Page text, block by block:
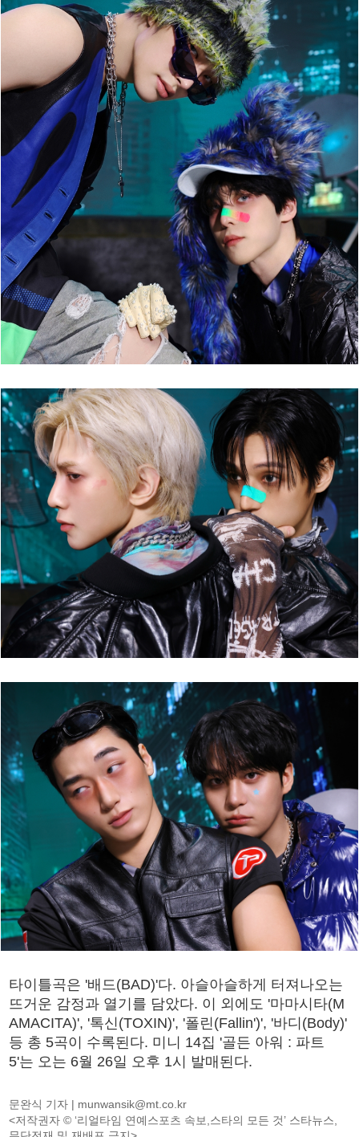
타이틀곡은 '배드(BAD)'다. 아슬아슬하게 터져나오는
뜨거운 감정과 열기를 담았다. 이 외에도 '마마시타(M
AMACITA)', '톡신(TOXIN)', '폴린(Fallin')', '바디(Body)'
등 총 5곡이 수록된다. 미니 14집 '골든 아워 : 파트
5'는 오는 6월 26일 오후 1시 발매된다.
문완식 기자 | munwansik@mt.co.kr
<저작권자 © ‘리얼타임 연예스포츠 속보,스타의 모든 것’ 스타뉴스,